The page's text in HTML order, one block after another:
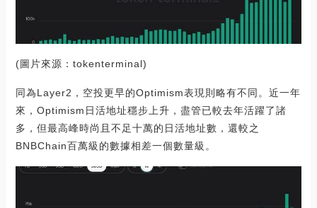
(圖片來源：tokenterminal)
同為Layer2，空投更早的Optimism表現則略有不同。近一年
來，Optimism日活地址穩步上升，盡管已較去年活躍了諸
多，但最高峰時尚且不足十萬的日活地址數，還較之
BNBChain百萬級的數據相差一個數量級。